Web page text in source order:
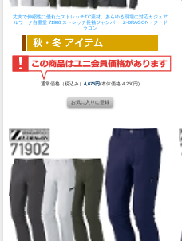
丈夫で伸縮性に優れたストレッチTC素材。あらゆる現場に対応カジュア
ルワーク自重堂 71900 ストレッチ長袖ジャンパー│Z-DRAGON・ジード
ラゴン
通常価格（税込み）4,675円(本体価格:4,250円)